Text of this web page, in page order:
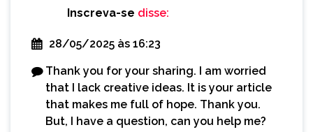
Inscreva-se disse:
28/05/2025 às 16:23
Thank you for your sharing. I am worried
that I lack creative ideas. It is your article
that makes me full of hope. Thank you.
But, I have a question, can you help me?